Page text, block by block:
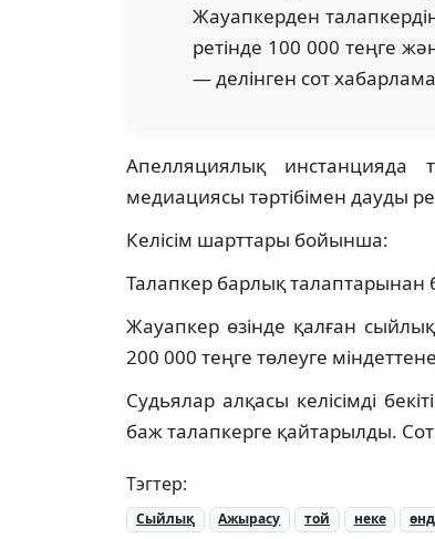
Жауапкерден
ретінде 100 000 теңге
— делінген сот
Апелляциялық инстанцияда
медиациясы тәртібімен дауды
Келісім шарттары бойынша:
Талапкер барлық талаптарынан
Жауапкер өзінде қалған
200 000 теңге төлеуге
Судьялар алқасы келісімді
баж талапкерге қайтарылды.
Тэгтер:
Сыйлық Ажырасу той неке